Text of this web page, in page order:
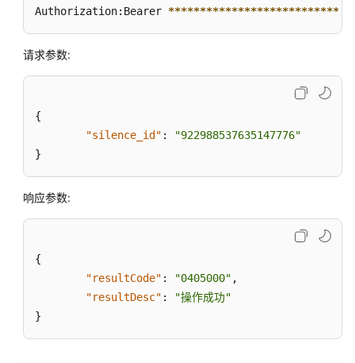
集
联
邦
网
Authorization:Bearer ****************************
请求参数:
{
"silence_id" :
"922988537635147776"
}
响应参数:
{
"resultCode" : "0405000" ,
"resultDesc" :
"操作成功"
}